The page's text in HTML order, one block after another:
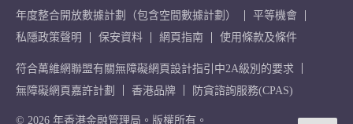
年度整合開放數據計劃（包含空間數據計劃）
平等機會
私隱政策聲明
保安資料 網頁指南 使用條款及條件
符合萬維網聯盟有關無障礙網頁設計指引中2A級別的要求
無障礙網頁嘉許計劃
香港品牌 防貪諮詢服務(CPAS)
© 2026 年香港金融管理局。版權所有。